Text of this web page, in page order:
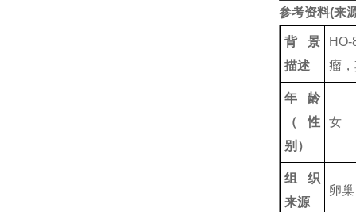
参考资料(来
背景
描述
瘤
年龄
（性
别）
女
组织
来源
卵巢